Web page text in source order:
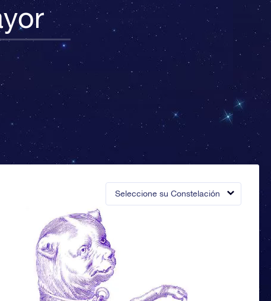
Seleccione su Constelación